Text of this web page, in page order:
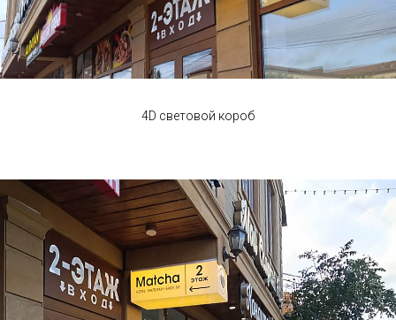
4D световой короб